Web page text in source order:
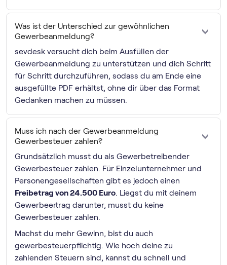
Was ist der Unterschied zur gewöhnlichen
Gewerbeanmeldung?
sevdesk versucht dich beim Ausfüllen der
Gewerbeanmeldung zu unterstützen und dich Schritt
für Schritt durchzuführen, sodass du am Ende eine
ausgefüllte PDF erhältst, ohne dir über das Format
Gedanken machen zu müssen.
Muss ich nach der Gewerbeanmeldung
Gewerbesteuer zahlen?
Grundsätzlich musst du als Gewerbetreibender
Gewerbesteuer zahlen. Für Einzelunternehmer und
Personengesellschaften gibt es jedoch einen
Freibetrag von 24.500 Euro. Liegst du mit deinem
Gewerbeertrag darunter, musst du keine
Gewerbesteuer zahlen.
Machst du mehr Gewinn, bist du auch
gewerbesteuerpflichtig. Wie hoch deine zu
zahlenden Steuern sind, kannst du schnell und